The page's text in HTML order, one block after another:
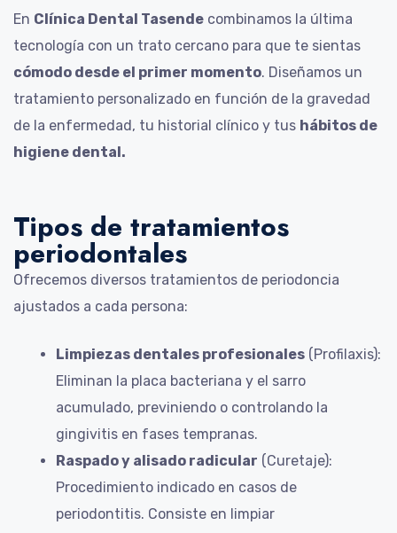
En Clínica Dental Tasende combinamos la última
tecnología con un trato cercano para que te sientas
cómodo desde el primer momento. Diseñamos un
tratamiento personalizado en función de la gravedad
de la enfermedad, tu historial clínico y tus hábitos de
higiene dental.
Tipos de tratamientos
periodontales
Ofrecemos diversos tratamientos de periodoncia
ajustados a cada persona:
Limpiezas dentales profesionales (Profilaxis):
Eliminan la placa bacteriana y el sarro
acumulado, previniendo o controlando la
gingivitis en fases tempranas.
Raspado y alisado radicular (Curetaje):
Procedimiento indicado en casos de
periodontitis. Consiste en limpiar